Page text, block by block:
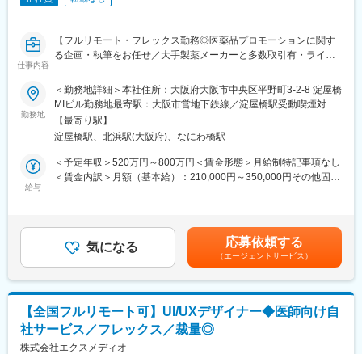
『高額でハードルが高い』という従来のイメージを変え、多くの
方の歯の悩みを解決したいとブランドを育ててきた結果、既に10
万人以上の患者様が笑顔になるお手伝いをしてきました。
2022年6月にマーケティングに特化した子会社である
SheepMedical Technologies株式会社を設立、また同年9月にはク
設立し、キレイライン矯正だけにとどまらず幅広い歯科の領域で
患者様を笑顔にするサービスを展開しております。
変更の範囲：会社の定める業務
仕事内容
【フルリモート・フレックス勤務◎医薬品プロモーションに関す
る企画・執筆をお任せ／大手製薬メーカーと多数取引有・ライタ
【はじめに】
本求人はメディカルライターの募集です。医薬品に関する資料
（パンフレットや冊子など）の企画～制作までをお任せします。
※薬効・薬理作用・成分解説などが書かれた製品情報などのプロモ
ーションです。
■原稿作成に必要な情報収集：
医学文献検索、お医者様や患者様へのインタビュー、座談会開
催、学会取材などから情報を収集いただきます。
やすく、科学的に正しく作成いただきます。
【取り扱い製品例】
■医療用医薬品の製品情報概要
勤務地
＜勤務地詳細＞本社住所：大阪府大阪市中央区平野町3-2-8 淀屋橋
MIビル勤務地最寄駅：大阪市営地下鉄線／淀屋橋駅受動喫煙対
策：屋内全面禁煙変更の範囲：会社の定める事業所（リモートワ
ーク含む）
【最寄り駅】
淀屋橋駅、北浜駅(大阪府)、なにわ橋駅
給与
＜予定年収＞520万円～800万円＜賃金形態＞月給制特記事項なし
＜賃金内訳＞月額（基本給）：210,000円～350,000円その他固定
昇給：有（年4回人事考課がありますが、原則評価が下がることは
ありません）賃金はあくまでも目安の金額であり、選考を通じて
上下する可能性があります。月給(月額)は固定手当を含めた表記で
す。
気になる 応募依頼する
（エージェントサービス）
【全国フルリモート可】UI/UXデザイナー◆医師向け自
社サービス／フレックス／裁量◎
株式会社エクスメディオ